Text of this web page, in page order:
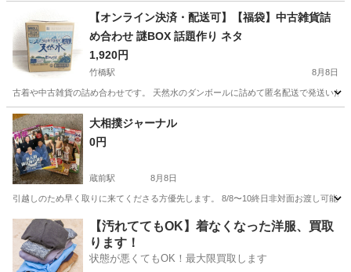
その他
【オンライン決済・配送可】【福袋】中古雑貨詰
め合わせ 謎BOX 話題作り ネタ
1,920円
竹橋駅 8月8日
古着や中古雑貨の詰め合わせです。 天然水のダンボールに詰めて匿名配送で発送い
東京 千代田区 竹橋駅 その他
大相撲ジャーナル
0円
蔵前駅 8月8日
引越しのため早く取りに来てくださる方優先します。 8/8〜10終日非対面お渡し可能
東京 台東区 蔵前駅 その他
【汚れててもOK】着なくなった洋服、買取
ります！
状態が悪くてもOK！最大限買取します